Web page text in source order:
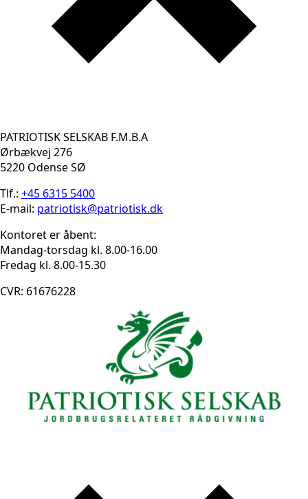
PATRIOTISK SELSKAB F.M.B.A
Ørbækvej 276
5220 Odense SØ
Tlf.: +45 6315 5400
E-mail: patriotisk@patriotisk.dk
Kontoret er åbent:
Mandag-torsdag kl. 8.00-16.00
Fredag kl. 8.00-15.30
CVR: 61676228